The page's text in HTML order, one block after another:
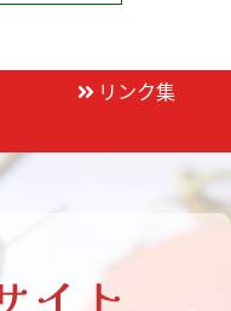
リンク集